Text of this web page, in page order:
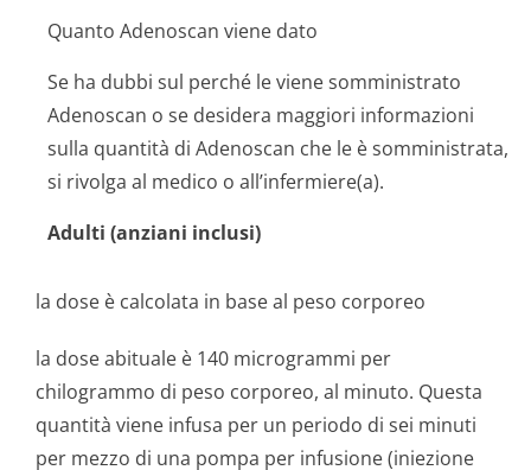
Quanto Adenoscan viene dato
Se ha dubbi sul perché le viene somministrato
Adenoscan o se desidera maggiori informazioni
sulla quantità di Adenoscan che le è somministrata,
si rivolga al medico o all’infermi­ere(a).
Adulti (anziani inclusi)
la dose è calcolata in base al peso corporeo
la dose abituale è 140 microgrammi per
chilogrammo di peso corporeo, al minuto. Questa
quantità viene infusa per un periodo di sei minuti
per mezzo di una pompa per infusione (iniezione